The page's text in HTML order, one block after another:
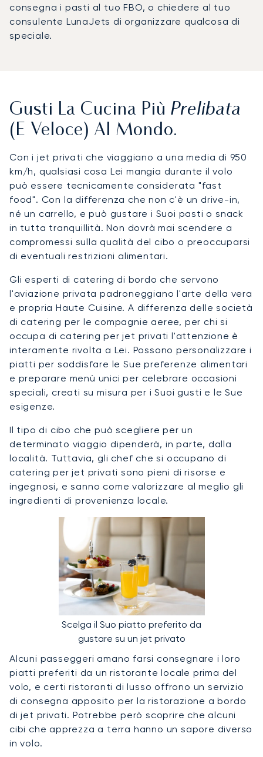
consegna i pasti al tuo FBO, o chiedere al tuo
consulente LunaJets di organizzare qualcosa di
speciale.
Gusti La Cucina Più Prelibata
(e Veloce) Al Mondo.
Con i jet privati che viaggiano a una media di 950
km/h, qualsiasi cosa Lei mangia durante il volo
può essere tecnicamente considerata "fast
food". Con la differenza che non c'è un drive-in,
né un carrello, e può gustare i Suoi pasti o snack
in tutta tranquillità. Non dovrà mai scendere a
compromessi sulla qualità del cibo o preoccuparsi
di eventuali restrizioni alimentari.
Gli esperti di catering di bordo che servono
l'aviazione privata padroneggiano l'arte della vera
e propria Haute Cuisine. A differenza delle società
di catering per le compagnie aeree, per chi si
occupa di catering per jet privati l'attenzione è
interamente rivolta a Lei. Possono personalizzare i
piatti per soddisfare le Sue preferenze alimentari
e preparare menù unici per celebrare occasioni
speciali, creati su misura per i Suoi gusti e le Sue
esigenze.
Il tipo di cibo che può scegliere per un
determinato viaggio dipenderà, in parte, dalla
località. Tuttavia, gli chef che si occupano di
catering per jet privati sono pieni di risorse e
ingegnosi, e sanno come valorizzare al meglio gli
ingredienti di provenienza locale.
Scelga il Suo piatto preferito da
gustare su un jet privato
Alcuni passeggeri amano farsi consegnare i loro
piatti preferiti da un ristorante locale prima del
volo, e certi ristoranti di lusso offrono un servizio
di consegna apposito per la ristorazione a bordo
di jet privati. Potrebbe però scoprire che alcuni
cibi che apprezza a terra hanno un sapore diverso
in volo.